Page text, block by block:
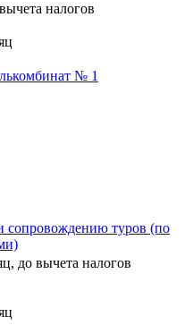
налогов
№ 1
туров (по
до вычета налогов